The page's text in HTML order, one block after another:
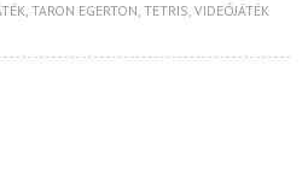
,TARON EGERTON,TETRIS,VIDEÓJÁTÉK